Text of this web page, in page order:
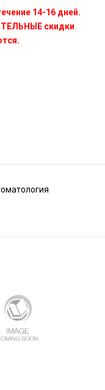
14-16 дней.
скидки